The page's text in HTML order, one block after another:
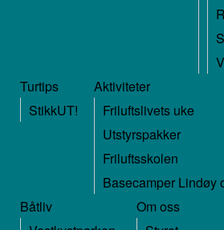
Turtips
StikkUT!
Aktiviteter
Friluftslivets uke
Utstyrspakker
Friluftsskolen
Basecamper Lindøy
Båtliv
Om oss